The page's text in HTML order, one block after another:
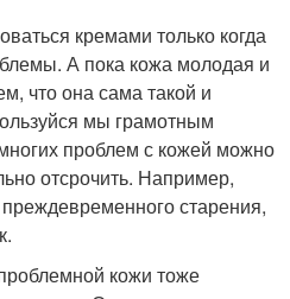
кремами только когда
А пока кожа молодая и
что она сама такой и
мы грамотным
проблем с кожей можно
отсрочить. Например,
старения,
кожи тоже